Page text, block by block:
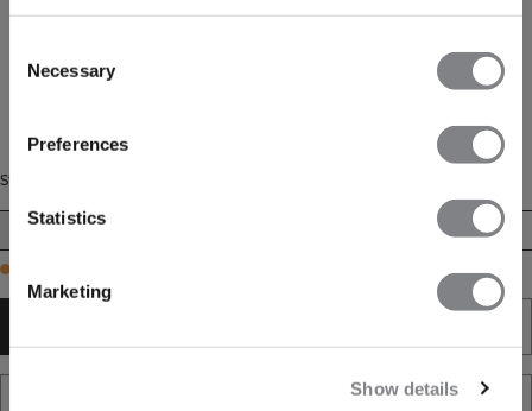
Selection
Necessary
Preferences
Statistics
Marketing
Show details
Størrelse
XS XXL
TILFØJ TIL ØNSKESKYEN